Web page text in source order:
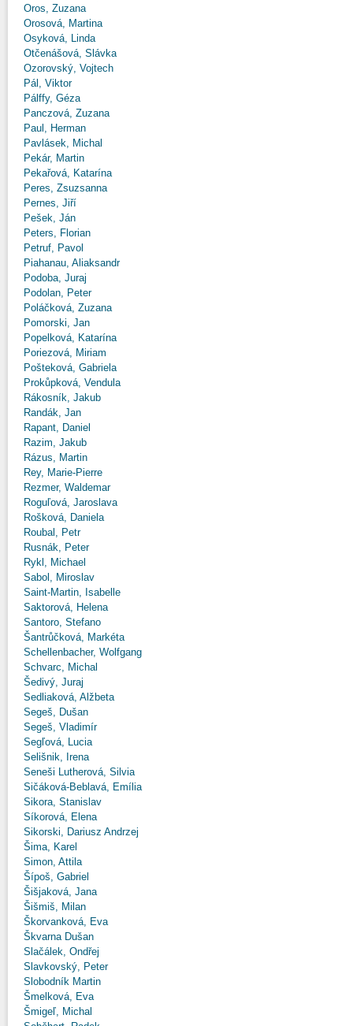
Oros, Zuzana
Orosová, Martina
Osyková, Linda
Otčenášová, Slávka
Ozorovský, Vojtech
Pál, Viktor
Pálffy, Géza
Panczová, Zuzana
Paul, Herman
Pavlásek, Michal
Pekár, Martin
Pekařová, Katarína
Peres, Zsuzsanna
Pernes, Jiří
Pešek, Ján
Peters, Florian
Petruf, Pavol
Piahanau, Aliaksandr
Podoba, Juraj
Podolan, Peter
Poláčková, Zuzana
Pomorski, Jan
Popelková, Katarína
Poriezová, Miriam
Pošteková, Gabriela
Prokůpková, Vendula
Rákosník, Jakub
Randák, Jan
Rapant, Daniel
Razim, Jakub
Rázus, Martin
Rey, Marie-Pierre
Rezmer, Waldemar
Roguľová, Jaroslava
Rošková, Daniela
Roubal, Petr
Rusnák, Peter
Rykl, Michael
Sabol, Miroslav
Saint-Martin, Isabelle
Saktorová, Helena
Santoro, Stefano
Šantrůčková, Markéta
Schellenbacher, Wolfgang
Schvarc, Michal
Šedivý, Juraj
Sedliaková, Alžbeta
Segeš, Dušan
Segeš, Vladimír
Segľová, Lucia
Selišnik, Irena
Seneši Lutherová, Silvia
Sičáková-Beblavá, Emília
Sikora, Stanislav
Síkorová, Elena
Sikorski, Dariusz Andrzej
Šima, Karel
Simon, Attila
Šípoš, Gabriel
Šišjaková, Jana
Šišmiš, Milan
Škorvanková, Eva
Škvarna Dušan
Slačálek, Ondřej
Slavkovský, Peter
Slobodník Martin
Šmelková, Eva
Šmigeľ, Michal